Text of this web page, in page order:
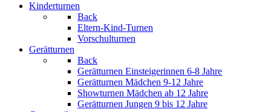
Kinderturnen
Back
Eltern-Kind-Turnen
Vorschulturnen
Gerätturnen
Back
Gerätturnen Einsteigerinnen 6-8 Jahre
Gerätturnen Mädchen 9-12 Jahre
Showturnen Mädchen ab 12 Jahre
Gerätturnen Jungen 9 bis 12 Jahre